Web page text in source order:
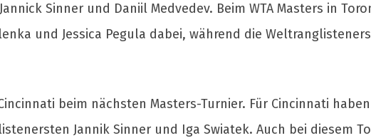
Sinner und Daniil Medvedev. Beim WTA Masters in
und Jessica Pegula dabei, während die
beim nächsten Masters-Turnier. Für Cincinnati
Jannik Sinner und Iga Swiatek. Auch bei diesem